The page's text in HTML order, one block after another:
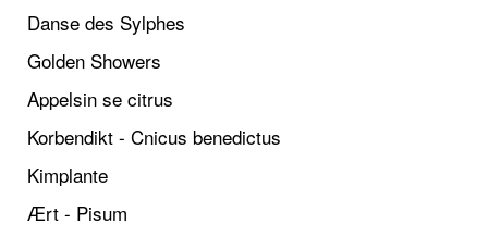
Danse des Sylphes
Golden Showers
Appelsin se citrus
Korbendikt - Cnicus benedictus
Kimplante
Ært - Pisum